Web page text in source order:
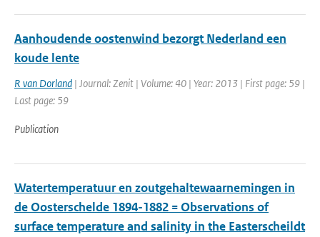
Aanhoudende oostenwind bezorgt Nederland een
koude lente
R van Dorland | Journal: Zenit | Volume: 40 | Year: 2013 | First page: 59 |
Last page: 59
Publication
Watertemperatuur en zoutgehaltewaarnemingen in
de Oosterschelde 1894-1882 = Observations of
surface temperature and salinity in the Easterscheildt